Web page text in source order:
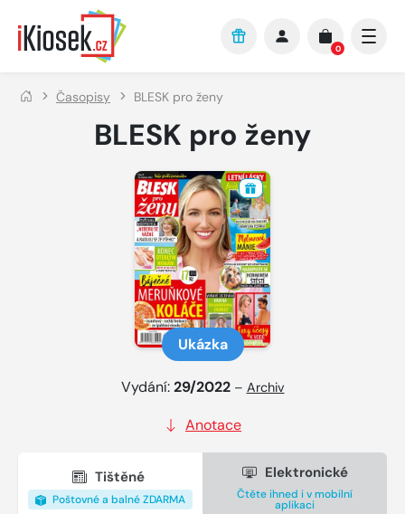
Přejít na hlavní obsah
0
Časopisy BLESK pro ženy
BLESK pro ženy
Ukázka
Vydání:29/2022 – Archiv
Anotace
Tištěné
Poštovné a balné ZDARMA
Elektronické
Čtěte ihned i v mobilní
aplikaci